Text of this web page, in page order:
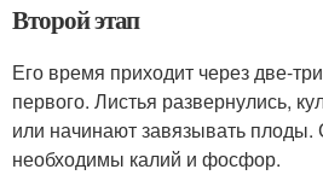
Второй этап
Его время приходит через две-
первого. Листья развернулись,
или начинают завязывать плоды.
необходимы калий и фосфор.